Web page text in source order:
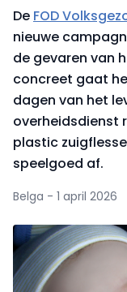
De FOD
nieuwe
de gevaren van
concreet gaat
dagen van het
overheidsdienst
plastic
speelgoed af.
Belga - 1 april 2026